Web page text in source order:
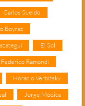
Carlos Sueldo
Boyraz
El Sol
Federico Ramondi
Horacio Verbitsky
Jorge Módica